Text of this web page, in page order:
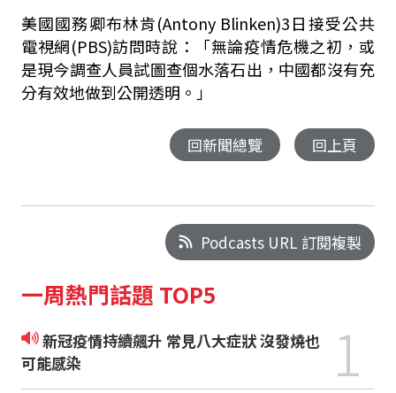
美國國務卿布林肯(Antony Blinken)3日接受公共
電視網(PBS)訪問時說：「無論疫情危機之初，或
是現今調查人員試圖查個水落石出，中國都沒有充
分有效地做到公開透明。」
回新聞總覽 回上頁
Podcasts URL 訂閱複製
一周熱門話題 TOP5
新冠疫情持續飆升 常見八大症狀 沒發燒也
可能感染
1